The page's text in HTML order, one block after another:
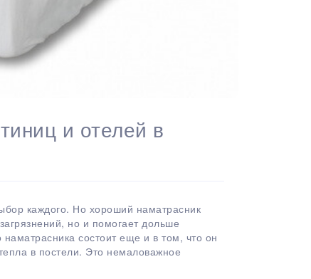
и отелей в
каждого. Но хороший наматрасник
но и помогает дольше
состоит еще и в том, что он
в постели. Это немаловажное